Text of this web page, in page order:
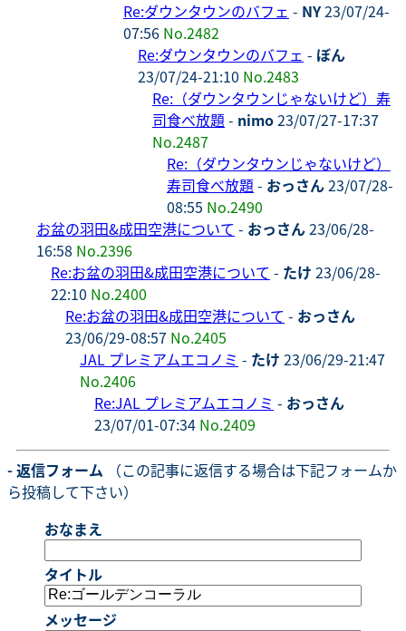
Re:ダウンタウンのバフェ - NY23/07/24-
07:56 No.2482
Re:ダウンタウンのバフェ - ぼん
23/07/24-21:10 No.2483
Re:（ダウンタウンじゃないけど）寿
司食べ放題- nimo23/07/27-17:37
No.2487
Re:（ダウンタウンじゃないけど）
寿司食べ放題- おっさん23/07/28-
08:55 No.2490
お盆の羽田&成田空港について - おっさん23/06/28-
16:58 No.2396
Re:お盆の羽田&成田空港について - たけ 23/06/28-
22:10 No.2400
Re:お盆の羽田&成田空港について - おっさん
23/06/29-08:57 No.2405
JAL プレミアムエコノミ - たけ 23/06/29-21:47
No.2406
Re:JAL プレミアムエコノミ - おっさん
23/07/01-07:34 No.2409
- 返信フォーム （この記事に返信する場合は下記フォームか
ら投稿して下さい）
おなまえ
タイトル
メッセージ